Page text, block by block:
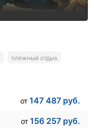
пляжный отдых
от 147 487 руб.
от 156 257 руб.